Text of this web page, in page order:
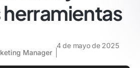
Manager
4 de mayo de 2025